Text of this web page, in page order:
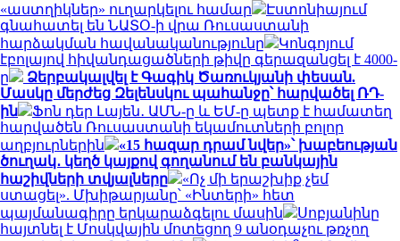
«աստղիկներ» ուղարկելու համար
Էստոնիայում
գնահատել են ՆԱՏՕ-ի վրա Ռուսաստանի
հարձակման հավանականությունը
Կոնգոյում
էբոլայով հիվանդացածների թիվը գերազանցել է 4000-
ը
Ձերբակալվել է Գագիկ Ծառուկյանի փեսան.
Մասկը մերժեց Զելենսկու պահանջը՝ հարվածել ՌԴ-
ին
Ֆոն դեր Լայեն․ ԱՄՆ-ը և ԵՄ-ը պետք է համատեղ
հարվածեն Ռուսաստանի եկամուտների բոլոր
աղբյուրներին
«15 հազար դրամ նվեր»՝ խաբեության
ծուղակ․ կեղծ կայքով գողանում են բանկային
հաշիվների տվյալները
«Ոչ մի երաշխիք չեմ
ստացել». Մխիթարյանը՝ «Ինտերի» հետ
պայմանագիրը երկարաձգելու մասին
Սոբյանինը
հայտնել է Մոսկվային մոտեցող 9 անօդաչու թռչող